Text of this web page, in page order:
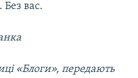
Без вас.
«Блоги», передають